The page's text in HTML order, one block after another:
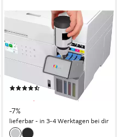
EPSON
EcoTank ET-3956
Multifunktionsdrucker
4800 x 1200 dpi Auflösung s/w Druck
4800 x 1200 dpi Auflösung Farb Druck
1200 x 2400 dpi Auflösung Scan
(7)
UVP429,99 €
-7%
lieferbar - in 3-4 Werktagen bei dir